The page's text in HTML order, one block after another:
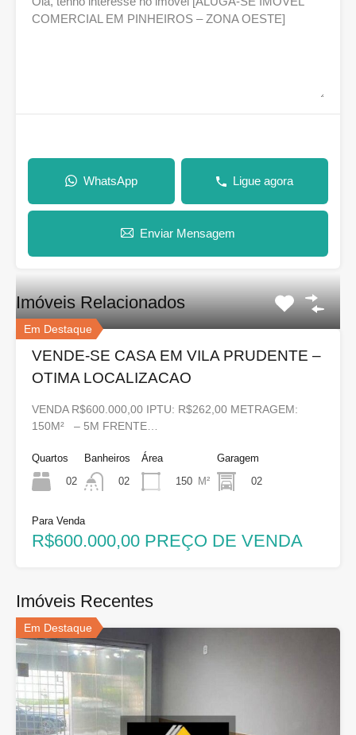
WhatsApp Ligue agora
Enviar Mensagem
Imóveis Relacionados
Em Destaque
VENDE-SE CASA EM VILA PRUDENTE –
OTIMA LOCALIZACAO
VENDA R$600.000,00 IPTU: R$262,00 METRAGEM:
150M² – 5M FRENTE…
Quartos
02
Banheiros
02
Área
150 M²
Garagem
02
Para Venda
R$600.000,00 PREÇO DE VENDA
Imóveis Recentes
Em Destaque